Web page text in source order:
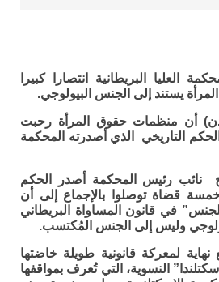
العليا البريطانية انتصارا كبيرا
يستند إلى الجنس البيولوجي.
أن منظمات حقوق المرأة رحبت
التاريخي الذي أصدرته المحكمة
نائب رئيس المحكمة أصدر الحكم
قضاة توصلوا بالإجماع إلى أن
في قانون المساواة البريطاني
وليس إلى الجنس المُكتسب.
لمعركة قانونية طويلة خاضتها
النسوية، التي تُعرف بمواقفها